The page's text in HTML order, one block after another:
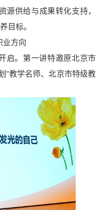
源供给与成果转化支持，
目标。
业方向
启。第一讲特邀原北京市
”教学名师、北京市特级教